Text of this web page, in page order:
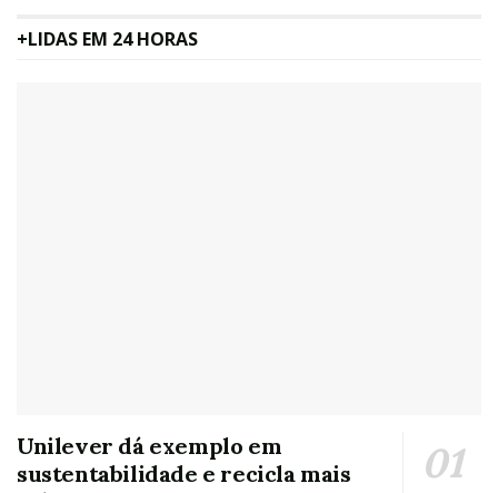
+LIDAS EM 24 HORAS
Unilever dá exemplo em
sustentabilidade e recicla mais